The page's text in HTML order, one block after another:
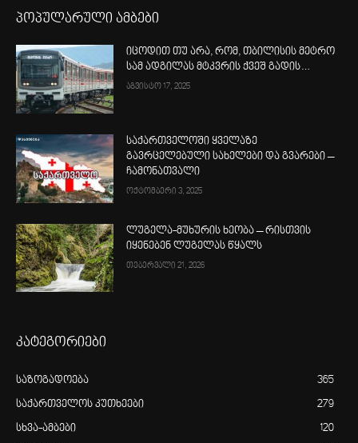
პოპულარული ამბები
იცოდით თუ არა, რომ, თბილისის მეტრო
სამ ადგილას მტკვრის ქვეშ გადის…
აგვისტო 17, 2025
საქართველოში ყველაზე
გავრცელებული სახელები და გვარები –
ჩამონათვალი
ოქტომბერი 3, 2025
ლუგელა-მუხურის ხეობა – რისთვის
იყენებენ ლუგელას წყალს
თებერვალი 21, 2026
კატეგორიები
საზოგადოება 365
საქართველოს კუთხეები 279
სხვა-ამბები 120